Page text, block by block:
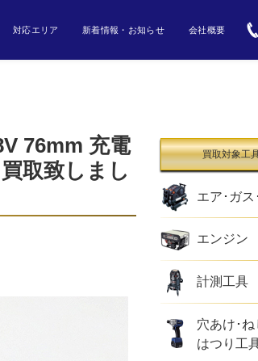
対応エリア 新着情報・お知らせ 会社概要
76mm 充電
取致しまし
買取対象工
エア･ガ
エンジン
計測工具
穴あけ･ね
はつり工